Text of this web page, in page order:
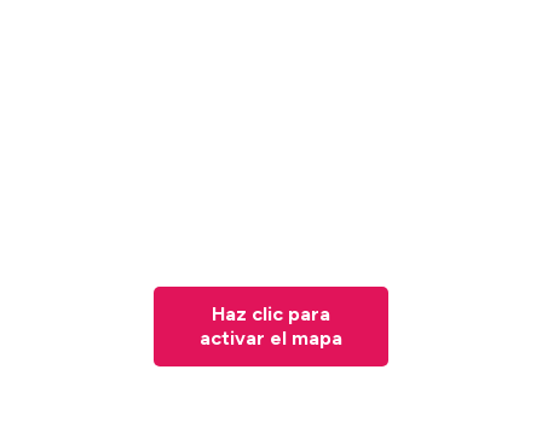
Haz clic para
activar el mapa